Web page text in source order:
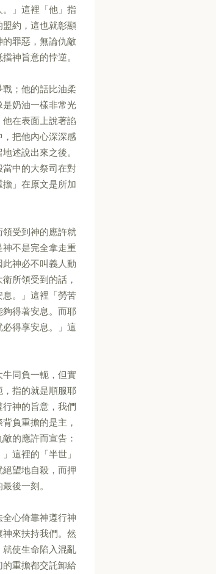
」這裡「他」指
約，這也就彰顯
罪惡，無論仇敵
神旨意的悖逆。
；他的話比油柔
奶油一樣非常光
在表面上說著諂
把他內心深深感
述說出來之後。
中的大祭司在對
」在原文是所加
受到神的應許就
不是完全拿走重
神必不叫義人動
所領受到的話，
。」這裡「勞苦
得著安息。而耶
得享安息。」這
同負一軛，但實
指的就是順服耶
神的旨意，我們
負重擔的是主，
的應許而宣告：
這裡的「半世」
望地自殺，而押
後一刻。
心倚靠神遵行神
來扶持我們。然
使生命陷入混亂
重擔都交託卸給